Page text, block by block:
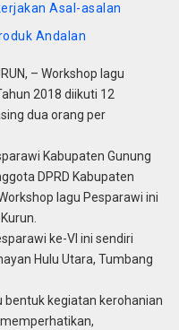
Asal-asalan
Andalan
– Workshop lagu
2018 diikuti 12
dua orang per
Kabupaten Gunung
DPRD Kabupaten
lagu Pesparawi ini
ke-VI ini sendiri
Hulu Utara, Tumbang
bentuk kegiatan kerohanian